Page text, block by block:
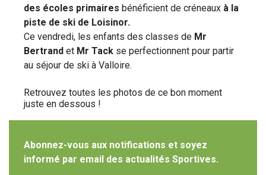
des écoles primaires bénéficient de créneaux à la
piste de ski de Loisinor.
Ce vendredi, les enfants des classes de Mr
Bertrand et Mr Tack se perfectionnent pour partir
au séjour de ski à Valloire.
Retrouvez toutes les photos de ce bon moment
juste en dessous !
Abonnez-vous aux notifications et soyez
informé par email des actualités Sportives.